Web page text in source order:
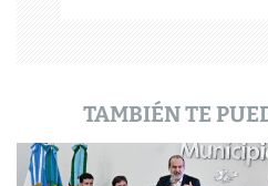
TAMBIÉN TE